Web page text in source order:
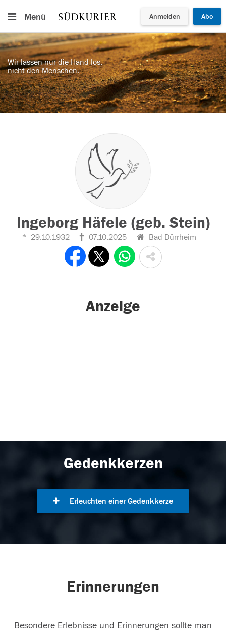
Menü Anmelden Abo
Wir lassen nur die Hand los,
nicht den Menschen.
Ingeborg Häfele (geb. Stein)
29.10.1932 07.10.2025 Bad Dürrheim
Anzeige
Gedenkkerzen
Erleuchten einer Gedenkkerze
Erinnerungen
Besondere Erlebnisse und Erinnerungen sollte man